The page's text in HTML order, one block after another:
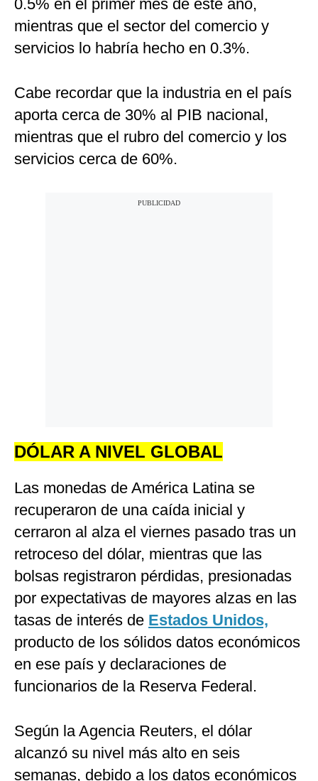
0.5% en el primer mes de este año,
mientras que el sector del comercio y
servicios lo habría hecho en 0.3%.
Cabe recordar que la industria en el país
aporta cerca de 30% al PIB nacional,
mientras que el rubro del comercio y los
servicios cerca de 60%.
DÓLAR A NIVEL GLOBAL
Las monedas de América Latina se
recuperaron de una caída inicial y
cerraron al alza el viernes pasado tras un
retroceso del dólar, mientras que las
bolsas registraron pérdidas, presionadas
por expectativas de mayores alzas en las
tasas de interés de Estados Unidos,
producto de los sólidos datos económicos
en ese país y declaraciones de
funcionarios de la Reserva Federal.
Según la Agencia Reuters, el dólar
alcanzó su nivel más alto en seis
semanas, debido a los datos económicos